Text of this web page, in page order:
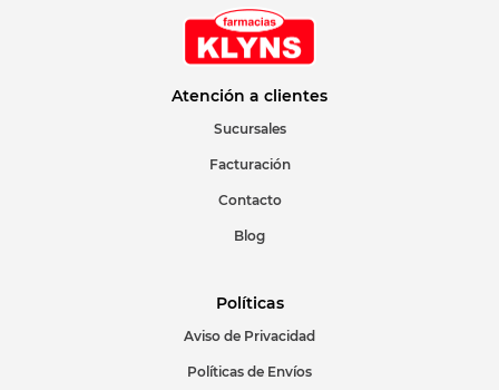
Atención a clientes
Sucursales
Facturación
Contacto
Blog
Políticas
Aviso de Privacidad
Políticas de Envíos